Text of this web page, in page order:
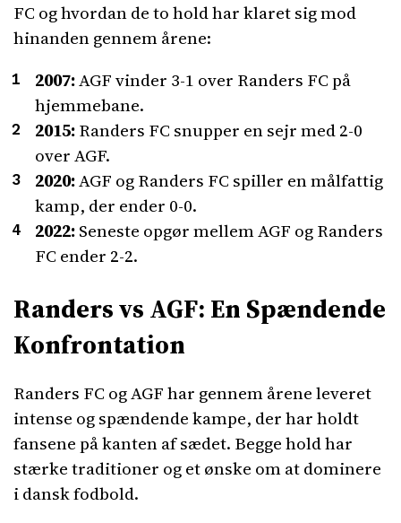
FC og hvordan de to hold har klaret sig mod
hinanden gennem årene:
2007:AGF vinder 3-1 over Randers FC på
hjemmebane.
2015:Randers FC snupper en sejr med 2-0
over AGF.
2020:AGF og Randers FC spiller en målfattig
kamp, der ender 0-0.
2022:Seneste opgør mellem AGF og Randers
FC ender 2-2.
Randers vs AGF: En Spændende
Konfrontation
Randers FC og AGF har gennem årene leveret
intense og spændende kampe, der har holdt
fansene på kanten af sædet. Begge hold har
stærke traditioner og et ønske om at dominere
i dansk fodbold.